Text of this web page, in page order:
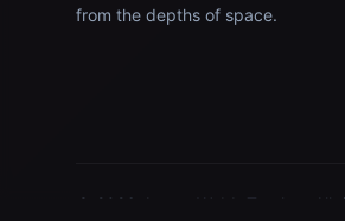
from the depths of space.
© 2026 . All